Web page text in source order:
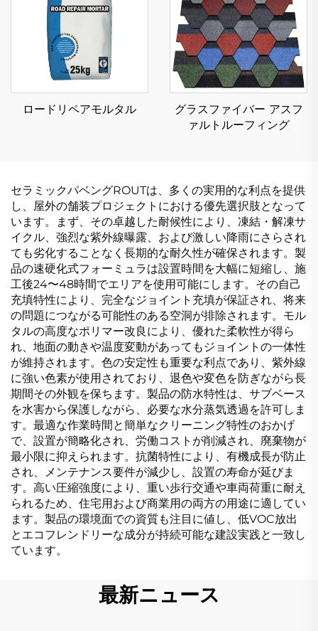
ロードリペアモルタル
グラスファイバー アスフ
ァルトルーフィング
セラミックパベングROUTは、多くの実用的な利点を提供
し、屋外の舗装プロジェクトにおける優先選択肢となって
います。まず、その卓越した耐候性により、凍結・解凍サ
イクル、強烈な紫外線曝露、および激しい降雨にさらされ
ても劣化することなく長期的な耐久性が確保されます。製
品の速硬化式フォーミュラは設置時間を大幅に短縮し、施
工後24〜48時間でエリアを使用可能にします。その自己
充填特性により、完全なジョイント充填が保証され、将来
の問題につながる可能性のある空洞が排除されます。モル
タルの高度なポリマー改良により、優れた柔軟性が得ら
れ、地面の動きや温度変動があってもジョイントの一体性
が維持されます。色の安定性も重要な利点であり、紫外線
に強い色素が使用されており、退色や変色を防ぎながら長
期間その外観を保ちます。製品の防水特性は、サブベース
を水害から保護しながら、必要な水分蒸気透過を許可しま
す。最適な作業時間と簡単なクリーニング特性のおかげ
で、設置が簡略化され、労働コストが削減され、廃棄物が
最小限に抑えられます。抗菌特性により、有機成長が防止
され、メンテナンス要件が減少し、設置の寿命が延びま
す。高い圧縮強度により、重い歩行交通や車両荷重に耐え
られるため、住宅用および商業用の両方の用途に適してい
ます。製品の環境面での資質も注目に値し、低VOC放出
とエコフレンドリーな成分が持続可能な建設実践と一致し
ています。
最新ニュース